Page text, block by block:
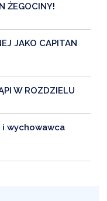
ŻEGOCINY!
JAKO CAPITAN
W ROZDZIELU
i wychowawca